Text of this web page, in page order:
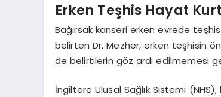
Erken Teşhis Hayat
Bağırsak kanseri erken evrede
belirten Dr. Mezher, erken teşhisin
de belirtilerin göz ardı edilmemesi
İngiltere Ulusal Sağlık Sistemi